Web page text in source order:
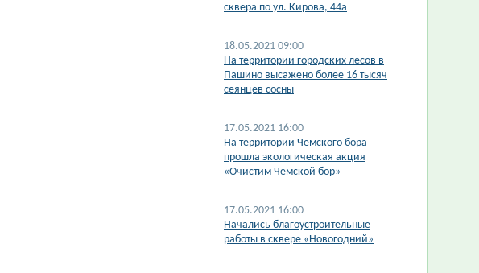
сквера по ул. Кирова, 44а
18.05.2021 09:00
На территории городских лесов в
Пашино высажено более 16 тысяч
сеянцев сосны
17.05.2021 16:00
На территории Чемского бора
прошла экологическая акция
«Очистим Чемской бор»
17.05.2021 16:00
Начались благоустроительные
работы в сквере «Новогодний»